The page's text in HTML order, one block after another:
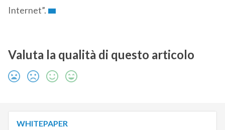
Internet”.
Valuta la qualità di questo articolo
WHITEPAPER